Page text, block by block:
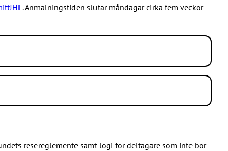
. Anmälningstiden slutar måndagar cirka fem veckor
svarar på telefonnumret 010 7703 510,
resereglemente samt logi för deltagare som inte bor